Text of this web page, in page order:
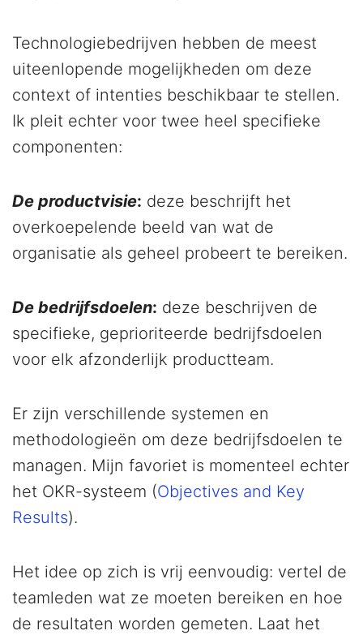
Technologiebedrijven hebben de meest
uiteenlopende mogelijkheden om deze
context of intenties beschikbaar te stellen.
Ik pleit echter voor twee heel specifieke
componenten:
De productvisie: deze beschrijft het
overkoepelende beeld van wat de
organisatie als geheel probeert te bereiken.
De bedrijfsdoelen: deze beschrijven de
specifieke, geprioriteerde bedrijfsdoelen
voor elk afzonderlijk productteam.
Er zijn verschillende systemen en
methodologieën om deze bedrijfsdoelen te
managen. Mijn favoriet is momenteel echter
het OKR-systeem (Objectives and Key
Results).
Het idee op zich is vrij eenvoudig: vertel de
teamleden wat ze moeten bereiken en hoe
de resultaten worden gemeten. Laat het